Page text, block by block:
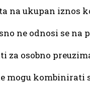
na ukupan iznos
ne odnosi se
za osobno
mogu kombinirati